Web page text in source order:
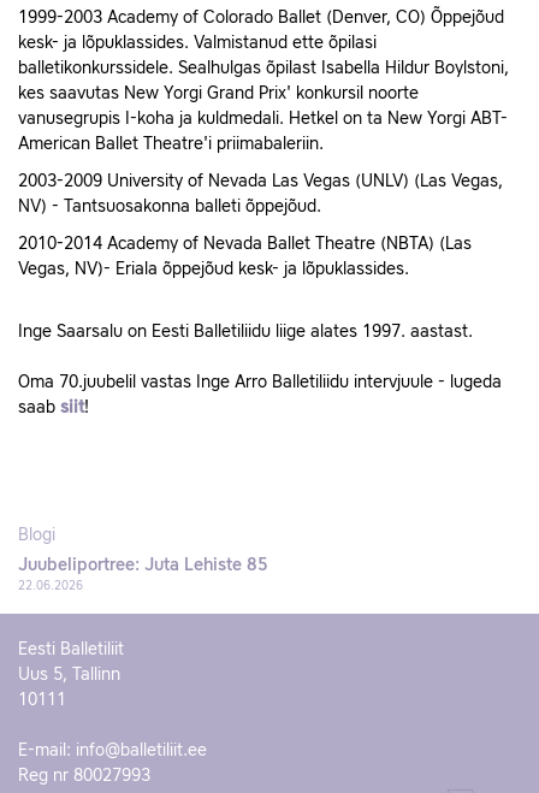
1999-2003 Academy of Colorado Ballet (Denver, CO) Õppejõud
kesk- ja lõpuklassides. Valmistanud ette õpilasi
balletikonkurssidele. Sealhulgas õpilast Isabella Hildur Boylstoni,
kes saavutas New Yorgi Grand Prix' konkursil noorte
vanusegrupis I-koha ja kuldmedali. Hetkel on ta New Yorgi ABT-
American Ballet Theatre'i priimabaleriin.
2003-2009 University of Nevada Las Vegas (UNLV) (Las Vegas,
NV) -
Tantsuosakonna balleti õppejõud.
2010-2014 Academy of Nevada Ballet Theatre (NBTA) (Las
Vegas, NV)- Eriala õppejõud kesk- ja lõpuklassides.
Inge Saarsalu on Eesti Balletiliidu liige alates 1997. aastast.
Oma 70.juubelil vastas Inge Arro Balletiliidu intervjuule - lugeda
saab siit!
Blogi
Juubeliportree: Juta Lehiste 85
22.06.2026
Eesti Balletiliit
Uus 5, Tallinn
10111
E-mail: info@balletiliit.ee
Reg nr 80027993